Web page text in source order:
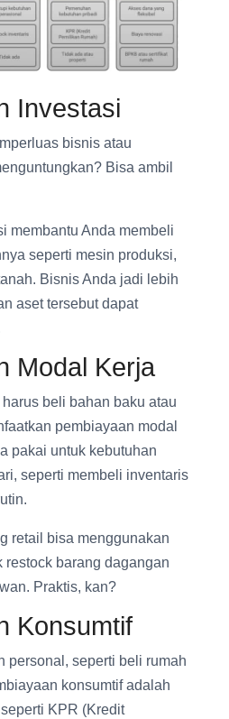
Investasi
bisnis atau
Bisa ambil
membantu Anda membeli
seperti mesin produksi,
Bisnis Anda jadi lebih
aset tersebut dapat
Modal Kerja
beli bahan baku atau
pembiayaan modal
pakai untuk kebutuhan
seperti membeli inventaris
retail bisa menggunakan
restock barang dagangan
Praktis, kan?
Konsumtif
personal, seperti beli rumah
konsumtif adalah
KPR (Kredit